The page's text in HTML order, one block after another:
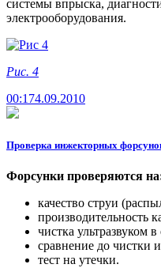
системы впрыска,
электрооборудования.
Рис. 4
00:174.09.2010
Проверка инжекторных
Форсунки проверяются
качество струи
производительность
чистка ультразвуком
сравнение до чистки
тест на утечки.